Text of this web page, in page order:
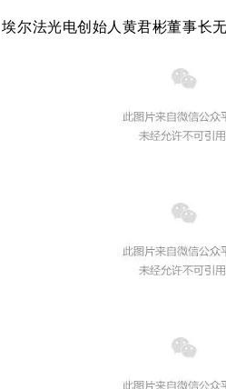
埃尔法光电创始人黄君彬董事长